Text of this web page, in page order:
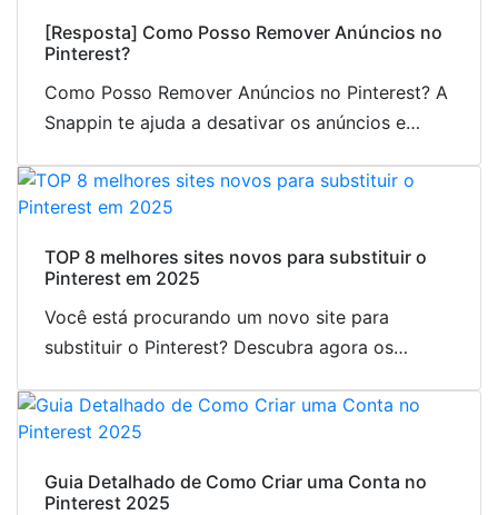
[Resposta] Como Posso Remover Anúncios no
Pinterest?
Como Posso Remover Anúncios no Pinterest? A
Snappin te ajuda a desativar os anúncios e
Pinterest com facilidade!
TOP 8 melhores sites novos para substituir o
Pinterest em 2025
Você está procurando um novo site para
substituir o Pinterest? Descubra agora os
amados pela Geração Z para explorar ideias!
Guia Detalhado de Como Criar uma Conta no
Pinterest 2025